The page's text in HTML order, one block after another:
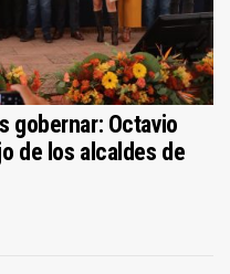
gobernar: Octavio
de los alcaldes de